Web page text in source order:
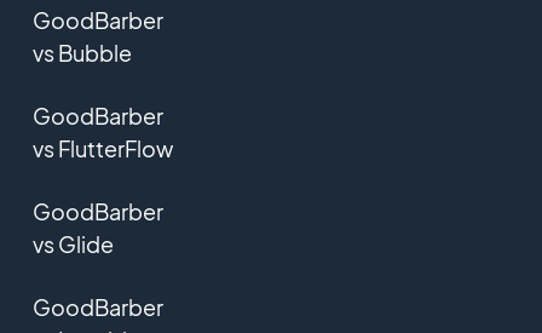
GoodBarber
vs Bubble
GoodBarber
vs FlutterFlow
GoodBarber
vs Glide
GoodBarber